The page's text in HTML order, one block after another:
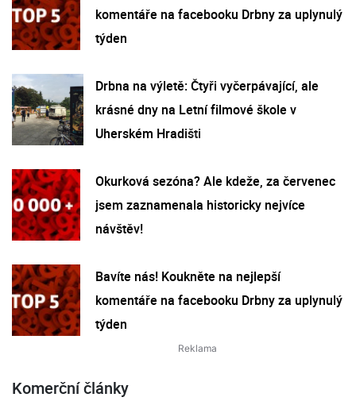
komentáře na facebooku Drbny za uplynulý
týden
Drbna na výletě: Čtyři vyčerpávající, ale
krásné dny na Letní filmové škole v
Uherském Hradišti
Okurková sezóna? Ale kdeže, za červenec
jsem zaznamenala historicky nejvíce
návštěv!
Bavíte nás! Koukněte na nejlepší
komentáře na facebooku Drbny za uplynulý
týden
Komerční články